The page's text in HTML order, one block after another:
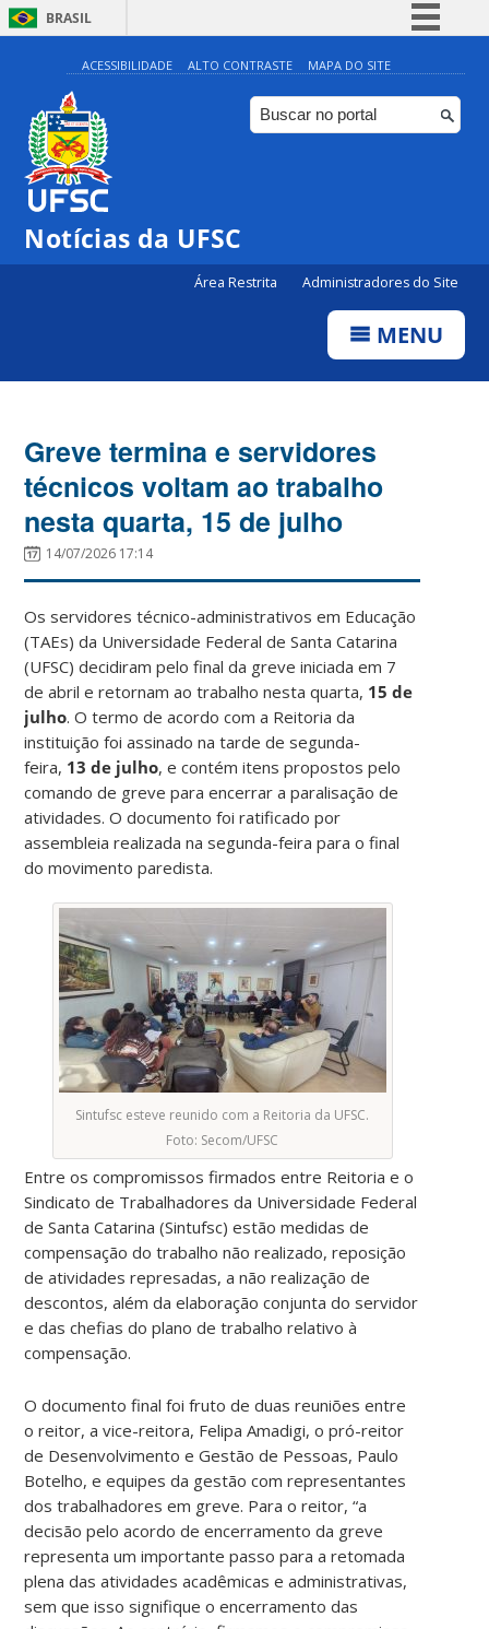
BRASIL
Simplifique!
Comunica BR
Participe
ACESSIBILIDADE ALTO CONTRASTE MAPA DO SITE
Notícias da UFSC
Área Restrita Administradores do Site
MENU
Greve termina e servidores
técnicos voltam ao trabalho
nesta quarta, 15 de julho
14/07/2026 17:14
Os servidores técnico-administrativos em Educação
(TAEs) da Universidade Federal de Santa Catarina
(UFSC) decidiram pelo final da greve iniciada em 7
de abril e retornam ao trabalho nesta quarta, 15 de
julho. O termo de acordo com a Reitoria da
instituição foi assinado na tarde de segunda-
feira, 13 de julho, e contém itens propostos pelo
comando de greve para encerrar a paralisação de
atividades. O documento foi ratificado por
assembleia realizada na segunda-feira para o final
do movimento paredista.
Sintufsc esteve reunido com a Reitoria da UFSC.
Foto: Secom/UFSC
Entre os compromissos firmados entre Reitoria e o
Sindicato de Trabalhadores da Universidade Federal
de Santa Catarina (Sintufsc) estão medidas de
compensação do trabalho não realizado, reposição
de atividades represadas, a não realização de
descontos, além da elaboração conjunta do servidor
e das chefias do plano de trabalho relativo à
compensação.
O documento final foi fruto de duas reuniões entre
o reitor, a vice-reitora, Felipa Amadigi, o pró-reitor
de Desenvolvimento e Gestão de Pessoas, Paulo
Botelho, e equipes da gestão com representantes
dos trabalhadores em greve. Para o reitor, “a
decisão pelo acordo de encerramento da greve
representa um importante passo para a retomada
plena das atividades acadêmicas e administrativas,
sem que isso signifique o encerramento das